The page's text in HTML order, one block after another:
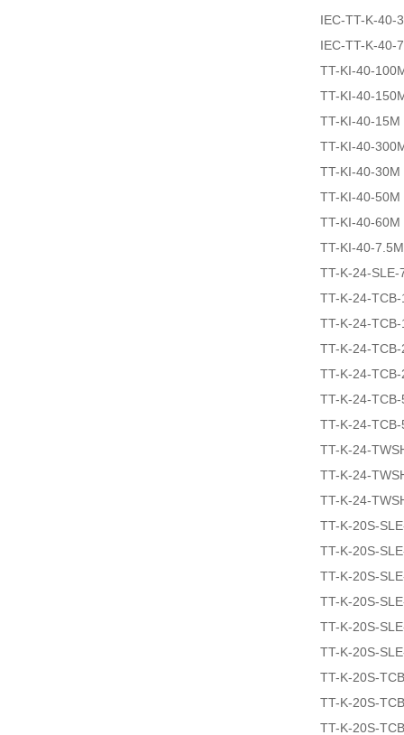
IEC-TT-K-40-
IEC-TT-K-40-
TT-KI-40-
TT-KI-40-
TT-KI-40-15M
TT-KI-40-
TT-KI-40-30M
TT-KI-40-50M
TT-KI-40-60M
TT-KI-40-7.5M
TT-K-24-SLE-
TT-K-24-
TT-K-24-
TT-K-24-
TT-K-24-TCB-
TT-K-24-TCB-
TT-K-24-
TT-K-24-
TT-K-24-
TT-K-24-
TT-K-20S-
TT-K-20S-
TT-K-20S-
TT-K-20S-
TT-K-20S-
TT-K-20S-
TT-K-20S-
TT-K-20S-
TT-K-20S-